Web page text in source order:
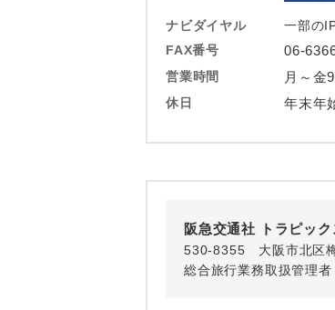
ナビダイヤル
一部の
FAX番号
06-
営業時間 月～金
休日 年末年
阪急交通社 トラピッ
530-8355 大阪市北区
総合旅行業務取扱管理